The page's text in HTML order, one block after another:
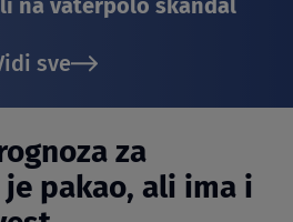
na vaterpolo skandal
sve
za
pakao, ali ima i